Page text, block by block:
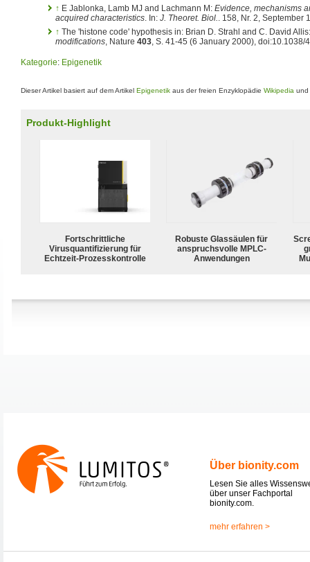
↑ E Jablonka, Lamb MJ and Lachmann M: Evidence, mechanisms
acquired characteristics. In: J. Theoret. Biol.. 158, Nr. 2, September
↑ The 'histone code' hypothesis in: Brian D. Strahl and C. David
modifications, Nature 403, S. 41-45 (6 January 2000), doi:10.1038/
Kategorie: Epigenetik
Dieser Artikel basiert auf dem Artikel Epigenetik aus der freien Enzyklopädie Wikipedia und
Produkt-Highlight
Fortschrittliche
Virusquantifizierung für
Echtzeit-Prozesskontrolle
Robuste Glassäulen für
anspruchsvolle MPLC-
Anwendungen
Über bionity.com
Lesen Sie alles
über unser Fachportal
bionity.com.
mehr erfahren >